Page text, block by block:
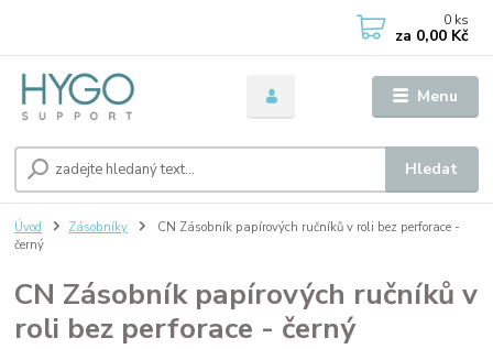
Menu
Hledat
0 ks
za 0,00 Kč
Úvod Zásobníky
CN Zásobník papírových ručníků v roli bez perforace -
černý
CN Zásobník papírových ručníků v
roli bez perforace - černý